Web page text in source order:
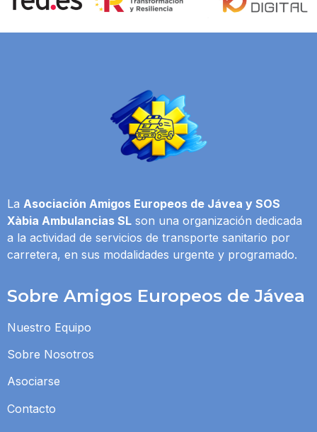
La Asociación Amigos Europeos de Jávea y SOS
Xàbia Ambulancias SL son una organización dedicada
a la actividad de servicios de transporte sanitario por
carretera, en sus modalidades urgente y programado.
Sobre Amigos Europeos de Jávea
Nuestro Equipo
Sobre Nosotros
Asociarse
Contacto